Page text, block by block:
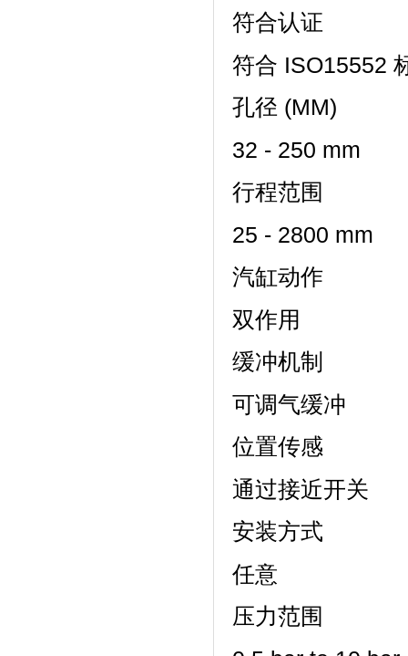
符合认证
符合 ISO15552
孔径 (MM)
32 - 250 mm
行程范围
25 - 2800 mm
汽缸动作
双作用
缓冲机制
可调气缓冲
位置传感
通过接近开关
安装方式
任意
压力范围